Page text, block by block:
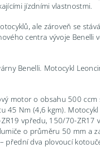
jízdními vlastnostmi.
ale zároveň se
centra vývoje Benelli
Benelli. Motocykl
motor o obsahu 500 ccm
45 Nm (4,6 kgm).
vpředu, 150/70-ZR17
o průměru 50 mm a
přední dva plovoucí